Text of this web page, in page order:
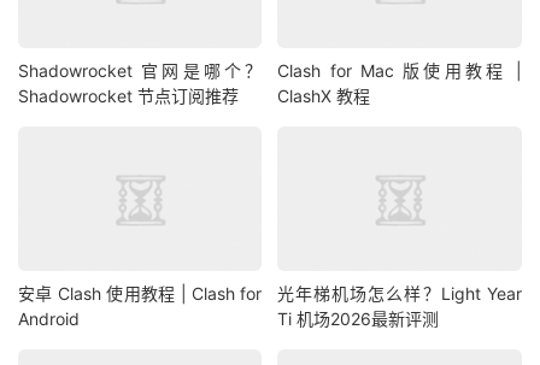
Shadowrocket 官网是哪个？
Shadowrocket 节点订阅推荐
Clash for Mac 版使用教程 |
ClashX 教程
安卓 Clash 使用教程 | Clash for
Android
光年梯机场怎么样？Light Year
Ti 机场2026最新评测